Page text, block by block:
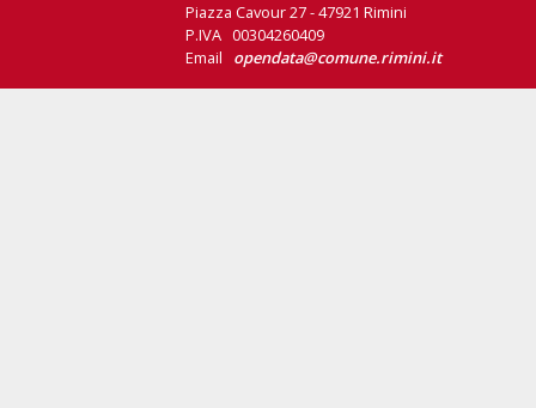
Piazza Cavour 27 - 47921 Rimini
P.IVA 00304260409
Email opendata@comune.rimini.it